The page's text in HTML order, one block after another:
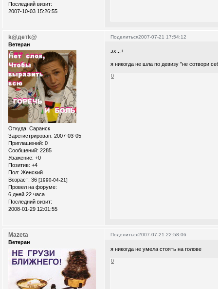
Последний визит:
2007-10-03 15:26:55
Поделиться2007-07-21 17:54:12
k@детk@
Ветеран
Откуда: Саранск
Зарегистрирован: 2007-03-05
Приглашений: 0
Сообщений: 2285
Уважение: +0
Позитив: +4
Пол: Женский
Возраст: 36 [1990-04-21]
Провел на форуме:
6 дней 22 часа
Последний визит:
2008-01-29 12:01:55
эх...+
я никогда не шла по девизу "не сотвори
0
Поделиться2007-07-21 22:58:06
Mazeta
Ветеран
я никогда не умела стоять на голове
0